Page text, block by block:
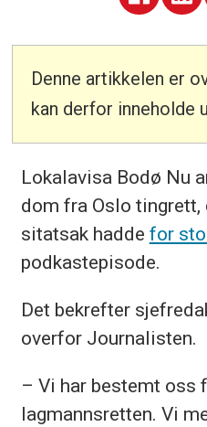
Denne artikkelen er
kan derfor inneholde
Lokalavisa Bodø Nu
dom fra Oslo tingrett,
sitatsak hadde for
podkastepisode.
Det bekrefter
overfor Journalisten.
– Vi har bestemt oss
lagmannsretten. Vi